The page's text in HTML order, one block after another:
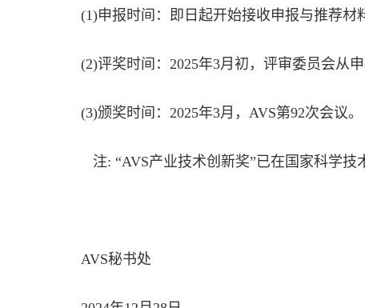
(1)申报时间：即日起开始接收申报与推荐材
(2)评奖时间：2025年3月初，评审委员会从
(3)颁奖时间：2025年3月，AVS第92次会议。
注: “AVS产业技术创新奖”已在国家科学技
AVS秘书处